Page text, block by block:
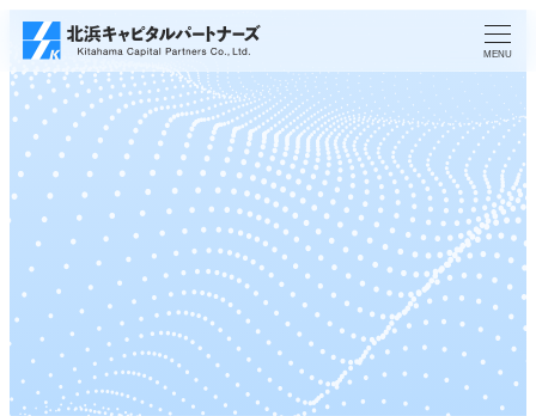
メ
イ
ン
コ
ン
テ
ン
へ
移
MENU